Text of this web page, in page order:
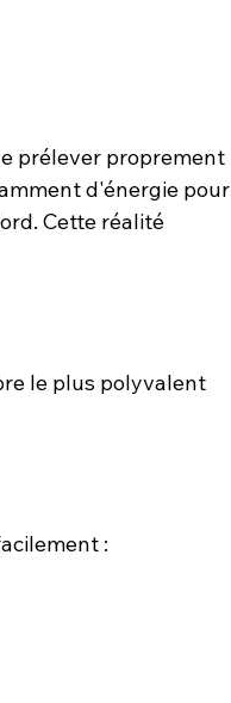
prélever proprement
d'énergie pour
Cette réalité
le plus polyvalent
: